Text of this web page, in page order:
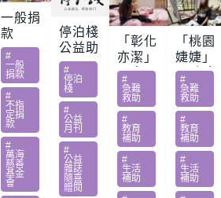
一般捐
款
#
一般
捐款
#
不指
定捐
款
#
萬海
慈善
基金
會
停泊棧
公益助
印
#
停泊
棧
#
公益
月刊
#
公益
雜誌
隨喜
贈閱
「彰化
亦潔」
男童骨
肉癌截
肢化療
受暴單
親媽照
顧陷困
#
急難
救助
#
教育
補助
#
生活
補助
「桃園
婕婕」
20歲女
罹肺部
罕病
父兼多
份工愁
醫費
#
急難
救助
#
教育
補助
#
生活
補助